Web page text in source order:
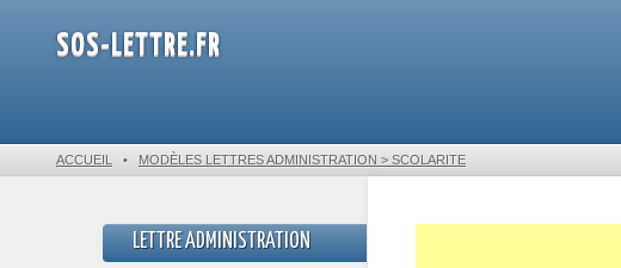
SOS-LETTRE.FR
ACCUEIL • MODÈLES LETTRES ADMINISTRATION > SCOLARITE
LETTRE ADMINISTRATION